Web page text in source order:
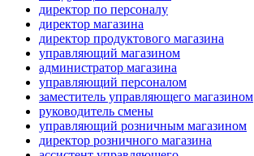
директор по персоналу
директор магазина
директор продуктового магазина
управляющий магазином
администратор магазина
управляющий персоналом
заместитель управляющего магазином
руководитель смены
управляющий розничным магазином
директор розничного магазина